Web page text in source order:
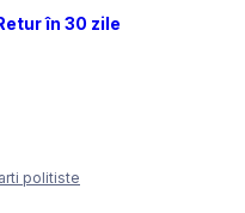
în 30 zile
politiste